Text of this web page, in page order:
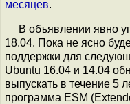
месяцев.
В объявлении явно
18.04. Пока не ясно
поддержки для
Ubuntu 16.04 и 14.04
выпускать в течение 5
программа ESM